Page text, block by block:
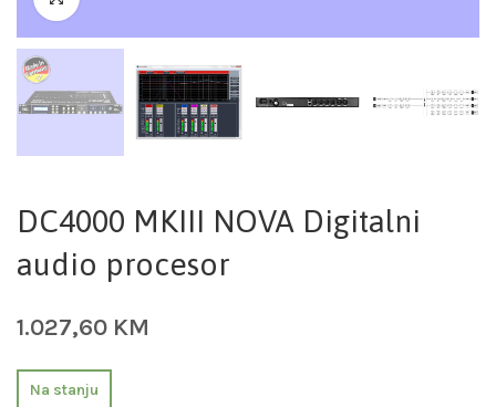
DC4000 MKIII NOVA Digitalni
audio procesor
1.027,60 KM
Na stanju